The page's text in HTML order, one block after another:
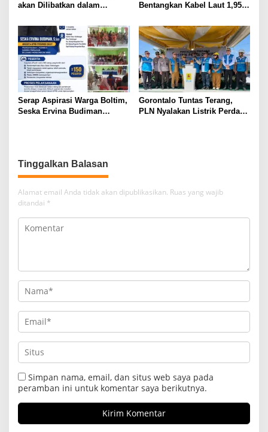
akan Dilibatkan dalam
2026
Bentangkan Kabel Laut 1,95
Perdana di Pulau Dudepo dan
Tuntaskan 100 Persen Rasio
Desa Berlistrik Provinsi
Gorontalo
Serap Aspirasi Warga Boltim,
Seska Ervina Budiman
Gorontalo Tuntas Terang,
PLN Nyalakan Listrik Perdana
Tinggalkan Balasan
Alamat email Anda tidak akan dipublikasikan. Ruas yang wajib
ditandai *
Simpan nama, email, dan situs web saya pada
peramban ini untuk komentar saya berikutnya.